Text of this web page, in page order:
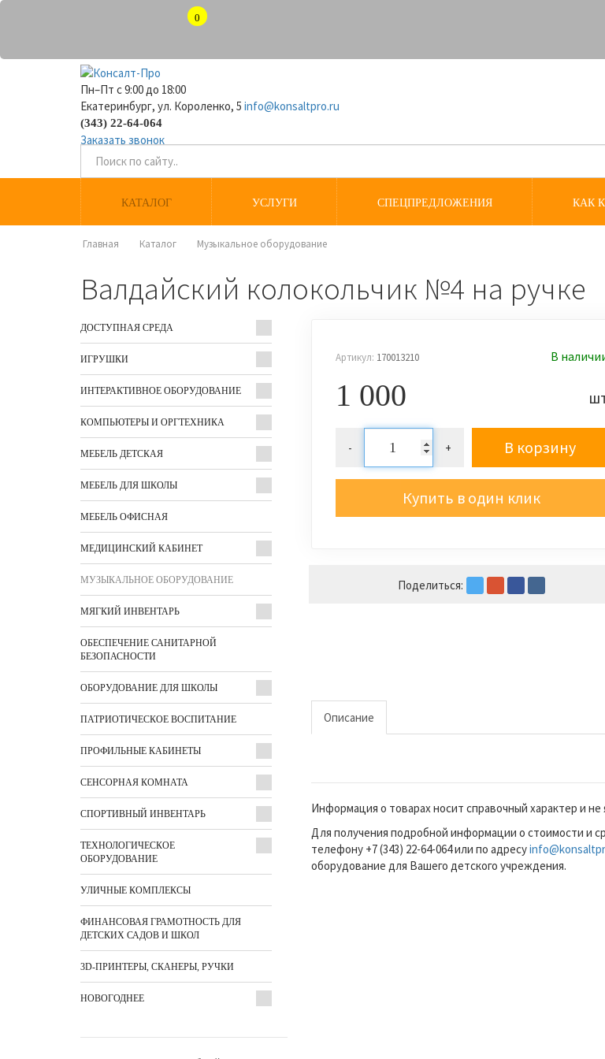
0
Пн–Пт с 9:00 до 18:00
Екатеринбург, ул. Короленко, 5 info@konsaltpro.ru
(343) 22-64-064
Заказать звонок
КАТАЛОГ УСЛУГИ СПЕЦПРЕДЛОЖЕНИЯ КАК
Главная Каталог Музыкальное оборудование
Валдайский колокольчик №4 на ручке
ДОСТУПНАЯ СРЕДА
ИГРУШКИ
ИНТЕРАКТИВНОЕ ОБОРУДОВАНИЕ
КОМПЬЮТЕРЫ И ОРГТЕХНИКА
МЕБЕЛЬ ДЕТСКАЯ
МЕБЕЛЬ ДЛЯ ШКОЛЫ
МЕБЕЛЬ ОФИСНАЯ
МЕДИЦИНСКИЙ КАБИНЕТ
МУЗЫКАЛЬНОЕ ОБОРУДОВАНИЕ
МЯГКИЙ ИНВЕНТАРЬ
ОБЕСПЕЧЕНИЕ САНИТАРНОЙ
БЕЗОПАСНОСТИ
ОБОРУДОВАНИЕ ДЛЯ ШКОЛЫ
ПАТРИОТИЧЕСКОЕ ВОСПИТАНИЕ
ПРОФИЛЬНЫЕ КАБИНЕТЫ
СЕНСОРНАЯ КОМНАТА
СПОРТИВНЫЙ ИНВЕНТАРЬ
ТЕХНОЛОГИЧЕСКОЕ
ОБОРУДОВАНИЕ
УЛИЧНЫЕ КОМПЛЕКСЫ
ФИНАНСОВАЯ ГРАМОТНОСТЬ ДЛЯ
ДЕТСКИХ САДОВ И ШКОЛ
3D-ПРИНТЕРЫ, СКАНЕРЫ, РУЧКИ
НОВОГОДНЕЕ
Артикул: 170013210 В
1 000
- + В корзину
Купить в один клик
Поделиться:
Описание
Информация о товарах носит справочный характер и
Для получения подробной информации о стоимости и
телефону +7 (343) 22-64-064 или по адресу
оборудование для Вашего детского учреждения.